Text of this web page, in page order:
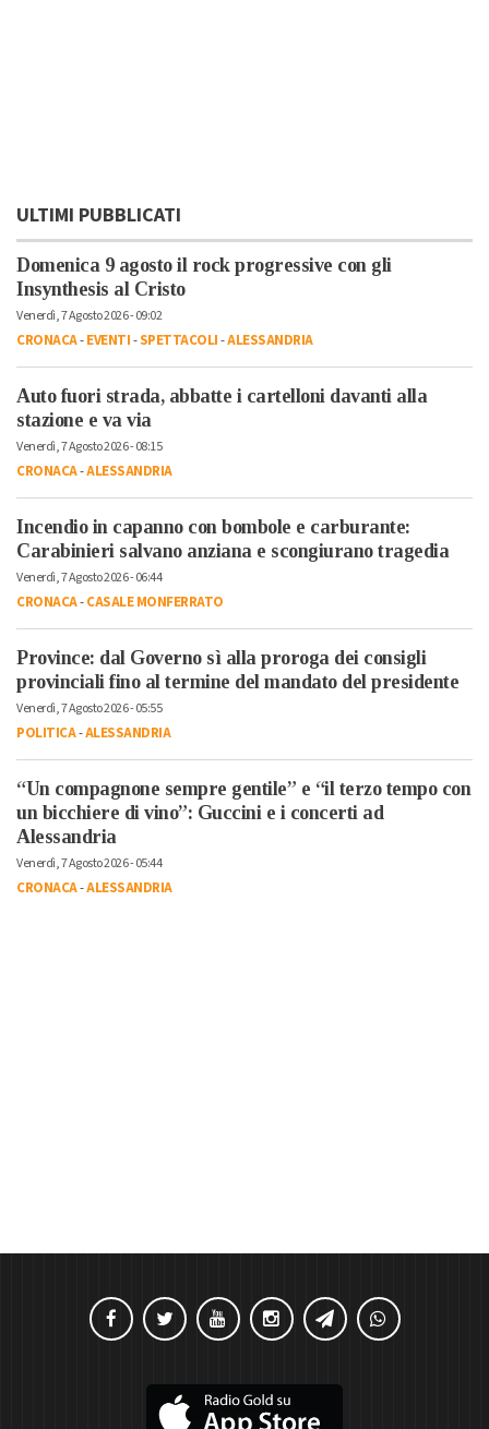
ULTIMI PUBBLICATI
Domenica 9 agosto il rock progressive con gli
Insynthesis al Cristo
Venerdì, 7 Agosto 2026 - 09:02
CRONACA-EVENTI-SPETTACOLI-ALESSANDRIA
Auto fuori strada, abbatte i cartelloni davanti alla
stazione e va via
Venerdì, 7 Agosto 2026 - 08:15
CRONACA-ALESSANDRIA
Incendio in capanno con bombole e carburante:
Carabinieri salvano anziana e scongiurano tragedia
Venerdì, 7 Agosto 2026 - 06:44
CRONACA-CASALE MONFERRATO
Province: dal Governo sì alla proroga dei consigli
provinciali fino al termine del mandato del presidente
Venerdì, 7 Agosto 2026 - 05:55
POLITICA-ALESSANDRIA
“Un compagnone sempre gentile” e “il terzo tempo con
un bicchiere di vino”: Guccini e i concerti ad
Alessandria
Venerdì, 7 Agosto 2026 - 05:44
CRONACA-ALESSANDRIA